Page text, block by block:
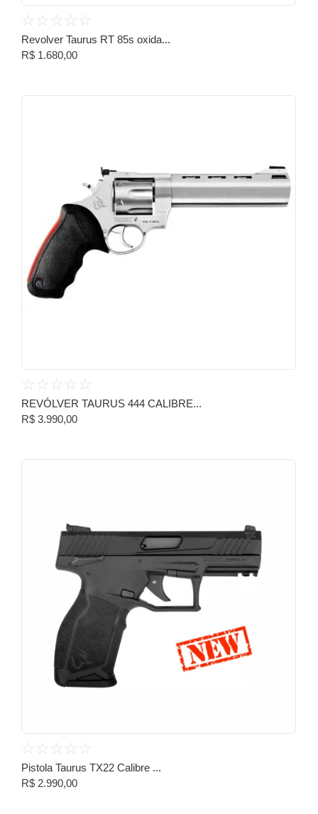
☆ ☆ ☆ ☆ ☆
Revolver Taurus RT 85s oxida...
R$ 1.680,00
☆ ☆ ☆ ☆ ☆
REVÓLVER TAURUS 444 CALIBRE...
R$ 3.990,00
☆ ☆ ☆ ☆ ☆
Pistola Taurus TX22 Calibre ...
R$ 2.990,00